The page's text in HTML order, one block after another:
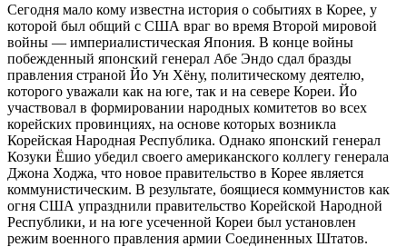
Сегодня мало кому известна история о событиях в Корее, у
которой был общий с США враг во время Второй мировой
войны — империалистическая Япония. В конце войны
побежденный японский генерал Абе Эндо сдал бразды
правления страной Йо Ун Хёну, политическому деятелю,
которого уважали как на юге, так и на севере Кореи. Йо
участвовал в формировании народных комитетов во всех
корейских провинциях, на основе которых возникла
Корейская Народная Республика. Однако японский генерал
Козуки Ёшио убедил своего американского коллегу генерала
Джона Ходжа, что новое правительство в Корее является
коммунистическим. В результате, боящиеся коммунистов как
огня США упразднили правительство Корейской Народной
Республики, и на юге усеченной Кореи был установлен
режим военного правления армии Соединенных Штатов.